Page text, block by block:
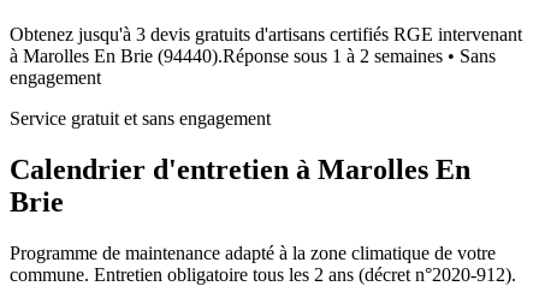
Obtenez jusqu'à 3 devis gratuits d'artisans certifiés RGE intervenant
à Marolles En Brie (94440).Réponse sous 1 à 2 semaines • Sans
engagement
Service gratuit et sans engagement
Calendrier d'entretien à Marolles En
Brie
Programme de maintenance adapté à la zone climatique de votre
commune. Entretien obligatoire tous les 2 ans (décret n°2020-912).